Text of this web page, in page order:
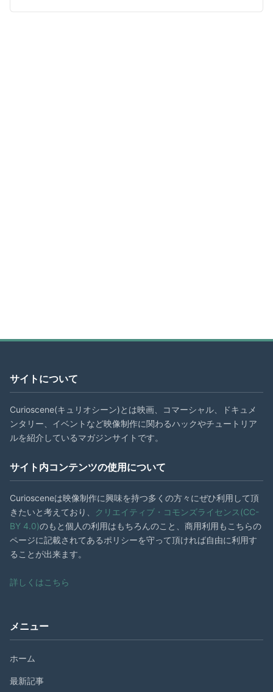
サイトについて
Curioscene(キュリオシーン)とは映画、コマーシャル、ドキュメ
ンタリー、イベントなど映像制作に関わるハックやチュートリア
ルを紹介しているマガジンサイトです。
サイト内コンテンツの使用について
Curiosceneは映像制作に興味を持つ多くの方々にぜひ利用して頂
きたいと考えており、
クリエイティブ・コモンズライセンス(CC-
BY 4.0)のもと個人の利用はもちろんのこと、商用利用もこちらの
ページに記載されてあるポリシーを守って頂ければ自由に利用す
ることが出来ます。
詳しくはこちら
メニュー
ホーム
最新記事